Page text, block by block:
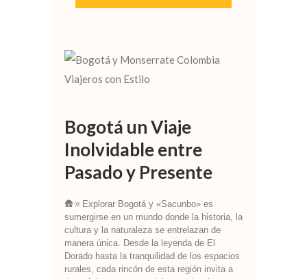
Bogotá un Viaje
Inolvidable entre
Pasado y Presente
🛖🔆Explorar Bogotá y «Sacunbo» es
sumergirse en un mundo donde la historia, la
cultura y la naturaleza se entrelazan de
manera única. Desde la leyenda de El
Dorado hasta la tranquilidad de los espacios
rurales, cada rincón de esta región invita a